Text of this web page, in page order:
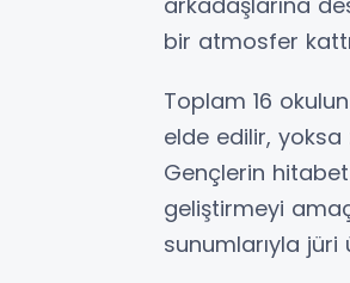
bir atmosfer
Toplam 16
elde edilir, yoksa
Gençlerin
geliştirmeyi
sunumlarıyla